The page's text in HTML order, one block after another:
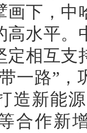
画下，中
高水平。
定相互支
一路”
造新能
合作新